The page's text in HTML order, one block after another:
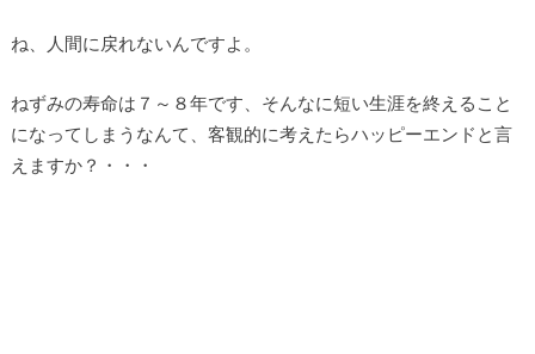
ね、人間に戻れないんですよ。
ねずみの寿命は７～８年です、そんなに短い生涯を終えること
になってしまうなんて、客観的に考えたらハッピーエンドと言
えますか？・・・